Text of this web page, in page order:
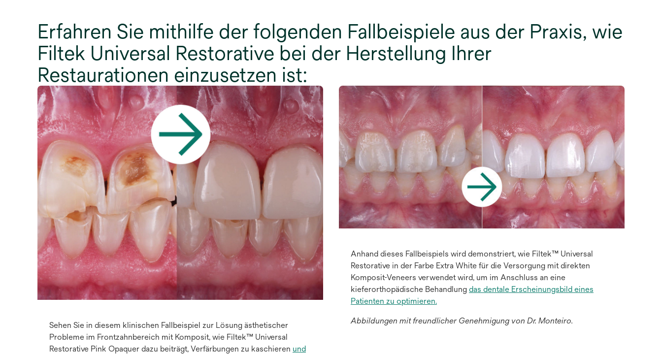
Erfahren Sie mithilfe der folgenden Fallbeispiele aus der Praxis, wie
Filtek Universal Restorative bei der Herstellung Ihrer
Restaurationen einzusetzen ist:
Sehen Sie in diesem klinischen Fallbeispiel zur Lösung ästhetischer
Probleme im Frontzahnbereich mit Komposit, wie Filtek™ Universal
Restorative Pink Opaquer dazu beiträgt, Verfärbungen zu kaschieren und
Anhand dieses Fallbeispiels wird demonstriert, wie Filtek™ Universal
Restorative in der Farbe Extra White für die Versorgung mit direkten
Komposit-Veneers verwendet wird, um im Anschluss an eine
kieferorthopädische Behandlung das dentale Erscheinungsbild eines
Patienten zu optimieren.
Abbildungen mit freundlicher Genehmigung von Dr. Monteiro.